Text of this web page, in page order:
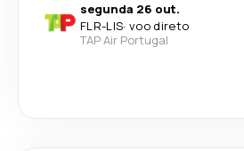
segunda 26 out.
FLR-LIS· voo direto
TAP Air Portugal